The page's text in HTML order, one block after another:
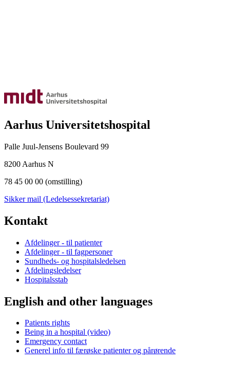
Aarhus Universitetshospital
Palle Juul-Jensens Boulevard 99
8200 Aarhus N
78 45 00 00 (omstilling)
Sikker mail (Ledelsessekretariat)
Kontakt
Afdelinger - til patienter
Afdelinger - til fagpersoner
Sundheds- og hospitalsledelsen
Afdelingsledelser
Hospitalsstab
English and other languages
Patients rights
Being in a hospital (video)
Emergency contact
Generel info til færøske patienter og pårørende